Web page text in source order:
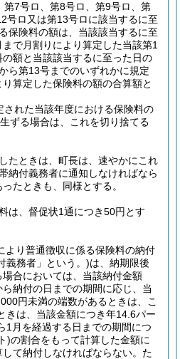
第7号ロ、第8号ロ、第9号ロ、第
号ロ又は第13号ロに該当するに至
保険料の額は、当該該当するに至
で月割りにより算定した当該第1
額と当該該当するに至った日の
ら第13号までのいずれかに規定
算定した保険料の額の合算額と
された当該年度における保険料の
ずる場合は、これを切り捨てる
たときは、町長は、速やかにこれ
納付義務者に通知しなければなら
たときも、同様とする。
は、督促状1通につき50円とす
より普通徴収に係る保険料の納付
義務者」という。)は、納期限後
合においては、当該納付金額
納付の日までの期間に応じ、当
円未満の端数があるときは、こ
きは、当該金額につき年14.6パー
1月を経過する日までの期間につ
)の割合をもって計算した金額に
て納付しなければならない。 た